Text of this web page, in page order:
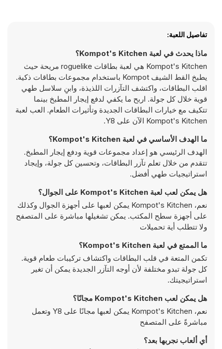
تفاصيل اللعبة:
ماذا يحدث في لعبة Kompot's Kitchen؟
Kompot's Kitchen هي لعبة بطاقات roguelike مريحة حيث
يطبخ القط الشيف Kompot باستخدام مجموعات بطاقات ذكية.
اقلب البطاقات، واكتشف التآزرات اللذيذة، وابنِ سلاسل طهي
قوية خلال كل جولة. اربح ما يكفي لدفع إيجار المطبخ بينما
تتكيف مع خيارات البطاقات الجديدة وتأثيرات الطعام. العب لعبة
Kompot's Kitchen الآن على Y8.
ما الهدف الأساسي في لعبة Kompot's Kitchen؟
الهدف الرئيسي هو إعداد مجموعات قوية ودفع إيجار المطبخ.
تتقدم من خلال تعلم تآزر البطاقات، وتحسين كل جولة، وإيجاد
استراتيجيات طهي أفضل.
هل يمكن لعب لعبة Kompot's Kitchen على الجوال؟
نعم، Kompot's Kitchen يمكن لعبها على أجهزة الجوال وكذلك
على أجهزة سطح المكتب. يمكن تشغيلها مباشرة على المتصفح
ولا تتطلب أية تحميلات
ما الممتع في لعبة Kompot's Kitchen؟
تكمن المتعة في قلب البطاقات واكتشاف تركيبات طعام قوية.
كل جولة تبدو مختلفة لأن أوجه التآزر الجديدة يمكن أن تغير
استراتيجيتك.
هل يمكن لعب Kompot's Kitchen مجانًا؟
نعم، Kompot's Kitchen يمكن لعبها مجانًا على Y8 وتعمل
مباشرةً على المتصفح
أي ألعاب نجربها بعد؟